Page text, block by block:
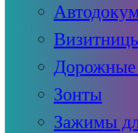
Зонты
Зажимы